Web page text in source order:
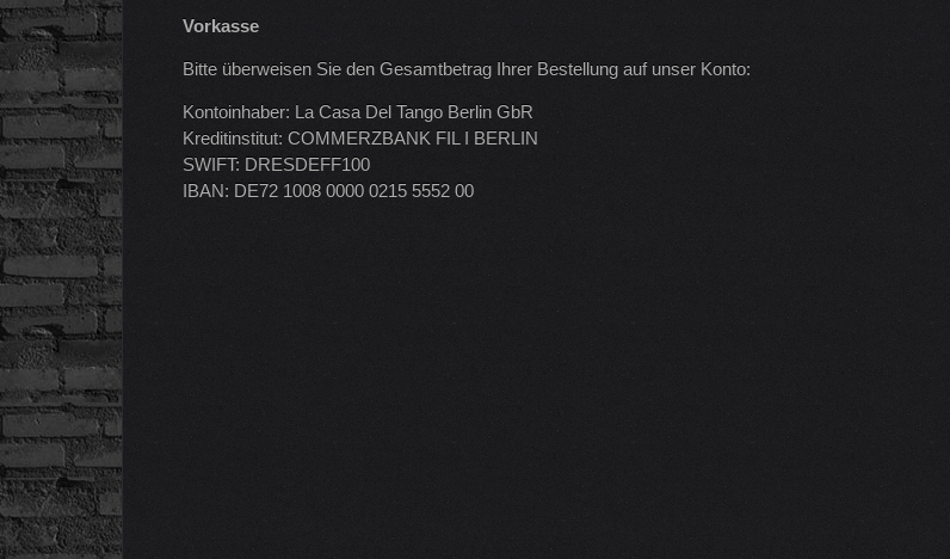
Vorkasse
Bitte überweisen Sie den Gesamtbetrag Ihrer Bestellung auf unser Konto:
Kontoinhaber: La Casa Del Tango Berlin GbR
Kreditinstitut: COMMERZBANK FIL I BERLIN
SWIFT: DRESDEFF100
IBAN: DE72 1008 0000 0215 5552 00